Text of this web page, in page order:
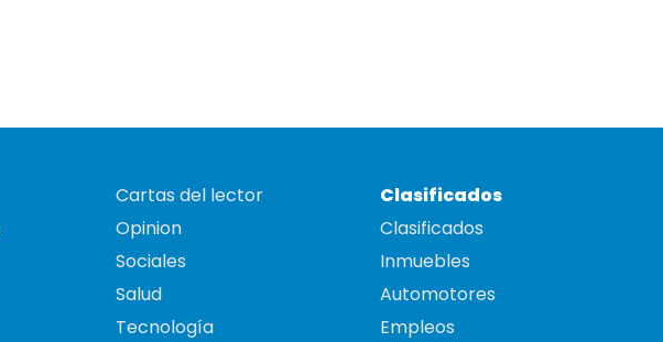
Cartas del lector
Opinion
Sociales
Salud
Tecnología
Clasificados
Clasificados
Inmuebles
Automotores
Empleos